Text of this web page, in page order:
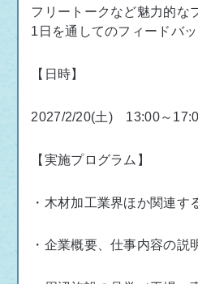
フリートークなど魅力的な
1日を通してのフィードバッ
【日時】
2027/2/20(土) 13:00～
【実施プログラム】
・木材加工業界ほか関連す
・企業概要、仕事内容の説